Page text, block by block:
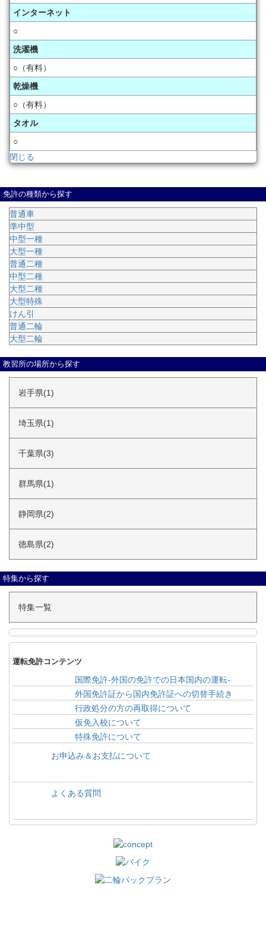
インターネット
○
洗濯機
○（有料）
乾燥機
○（有料）
タオル
○
閉じる
免許の種類から探す
普通車
準中型
中型一種
大型一種
普通二種
中型二種
大型二種
大型特殊
けん引
普通二輪
大型二輪
教習所の場所から探す
岩手県(1)
埼玉県(1)
千葉県(3)
群馬県(1)
静岡県(2)
徳島県(2)
特集から探す
特集一覧
運転免許コンテンツ
国際免許-外国の免許での日本国内の運転-
外国免許証から国内免許証への切替手続き
行政処分の方の再取得について
仮免入校について
特殊免許について
お申込み＆お支払について
よくある質問